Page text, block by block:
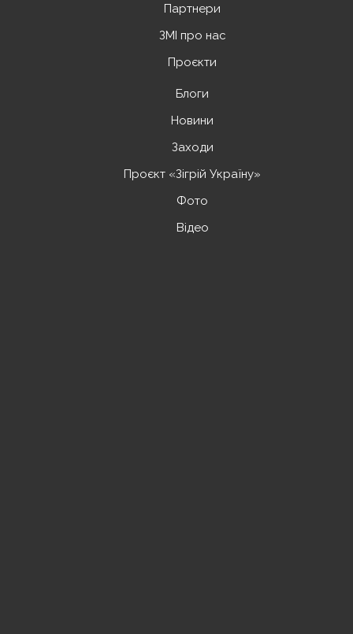
Партнери
ЗМІ про нас
Проєкти
Блоги
Новини
Заходи
Проєкт «Зігрій Україну»
Фото
Відео